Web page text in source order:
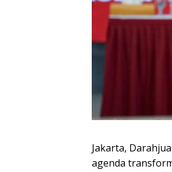
Jakarta,
agenda